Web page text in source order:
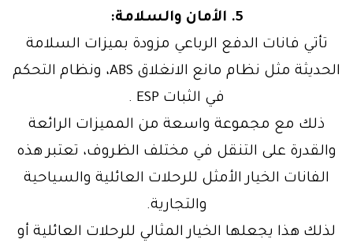
5. الأمان والسلامة:
تأتي فانات الدفع الرباعي مزودة بميزات السلامة
الحديثة مثل نظام مانع الانغلاق ABS، ونظام التحكم
في الثبات ESP .
ذلك مع مجموعة واسعة من المميزات الرائعة
والقدرة على التنقل في مختلف الظروف، تعتبر هذه
الفانات الخيار الأمثل للرحلات العائلية والسياحية
والتجارية.
لذلك هذا يجعلها الخيار المثالي للرحلات العائلية أو